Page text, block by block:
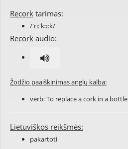
Recork tarimas:
/'ri:'kɔ:k/
Recork audio:
Žodžio paaiškinimas anglų kalba:
verb: To replaceacork in a bottle
Lietuviškos reikšmės:
pakartoti